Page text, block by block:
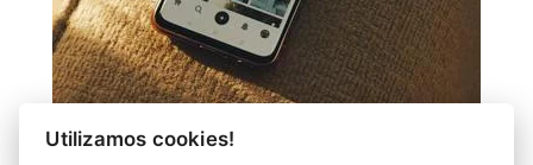
Utilizamos cookies!